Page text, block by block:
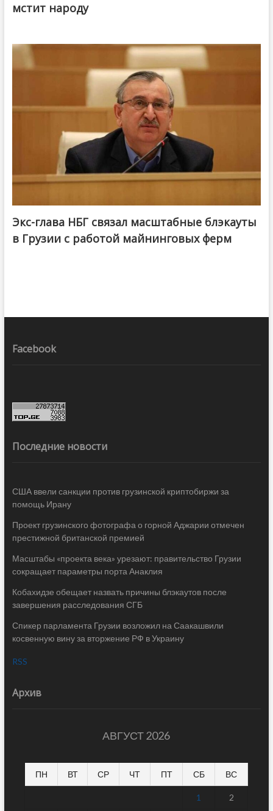
мстит народу
Экс-глава НБГ связал масштабные блэкауты
в Грузии с работой майнинговых ферм
Facebook
Последние новости
США ввели санкции против грузинской криптобиржи за
помощь Ирану
Проект грузинского фотографа о горной Аджарии отмечен
престижной британской премией
Масштабы «проекта века» урезают: правительство Грузии
сокращает параметры порта Анаклия
Кобахидзе обещает назвать причины блэкаутов после
завершения расследования СГБ
Спикер парламента Грузии возложил на Саакашвили
косвенную вину за вторжение РФ в Украину
RSS
Архив
АВГУСТ 2026
ПН ВТ СР ЧТ ПТ СБ ВС
1 2